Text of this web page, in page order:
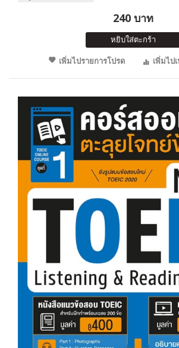
240 บาท
หยิบใส่ตะกร้า
เพิ่มไปรายการโปรด
เพิ่มไป